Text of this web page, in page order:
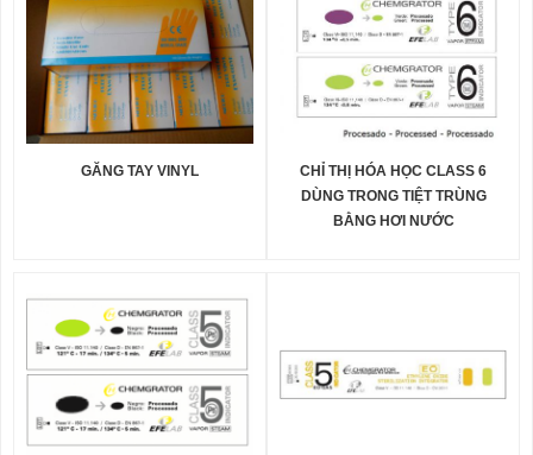
GĂNG TAY VINYL
CHỈ THỊ HÓA HỌC CLASS 6
DÙNG TRONG TIỆT TRÙNG
BẰNG HƠI NƯỚC